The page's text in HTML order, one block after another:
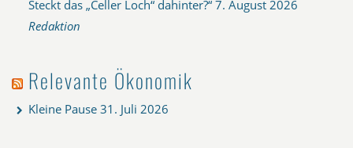
Steckt das „Celler Loch“ dahinter?“ 7. August 2026
Redaktion
Relevante Ökonomik
Kleine Pause 31. Juli 2026